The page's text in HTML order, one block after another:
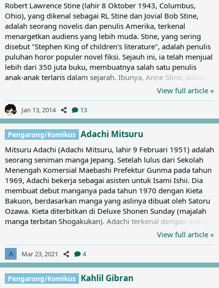
Robert Lawrence Stine (lahir 8 Oktober 1943, Columbus,
Ohio), yang dikenal sebagai RL Stine dan Jovial Bob Stine,
adalah seorang novelis dan penulis Amerika, terkenal
menargetkan audiens yang lebih muda. Stine, yang sering
disebut "Stephen King of children's literature", adalah penulis
puluhan horor populer novel fiksi. Sejauh ini, ia telah menjual
lebih dari 350 juta buku, membuatnya salah satu penulis
anak-anak terlaris dalam sejarah. Ibunya, Anne Stine, adalah
seorang ibu rumah tangga dan ayahnya, Lewis Stine. Dia
pernah memanggilnya RL. Semua orang memanggilnya Bob.
Ketika Bob berusia sembilan tahun, ia menemukan sebuah
mesin ketik tua di atas loteng. Penemuan yang...
View full article »
Jan 13, 2014 13
Pengarang/Komikus Adachi Mitsuru
Mitsuru Adachi (Adachi Mitsuru, lahir 9 Februari 1951) adalah
seorang seniman manga Jepang. Setelah lulus dari Sekolah
Menengah Komersial Maebashi Prefektur Gunma pada tahun
1969, Adachi bekerja sebagai asisten untuk Isami Ishii. Dia
membuat debut manganya pada tahun 1970 dengan Kieta
Bakuon, berdasarkan manga yang aslinya dibuat oleh Satoru
Ozawa. Kieta diterbitkan di Deluxe Shonen Sunday (majalah
manga terbitan Shogakukan). Adachi terkenal dengan manga
komedi romantis dan olahraga (terutama baseball) seperti
digambarkan sebagai penulis "dialog yang menyenangkan",
seorang jenius dalam menggambarkan kehidupan sehari-
hari, "pendongeng murni terbesar", dan "seorang seniman
manga...
View full article »
A Mar 23, 2021 4
Pengarang/Komikus Kahlil Gibran